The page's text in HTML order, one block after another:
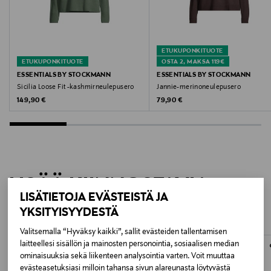
LISÄTIETOJA EVÄSTEISTÄ JA
YKSITYISYYDESTÄ
Valitsemalla “Hyväksy kaikki”, sallit evästeiden tallentamisen
laitteellesi sisällön ja mainosten personointia, sosiaalisen median
ominaisuuksia sekä liikenteen analysointia varten. Voit muuttaa
evästeasetuksiasi milloin tahansa sivun alareunasta löytyvästä
Valmistusmaa
Valmistajan tuotenumero
JULIETTE_EBS
Valmistaja
Valmistajan osoite
Stockmann, Lindex Group Oyj, Aleksanterinkatu 52 B,
PL 220, 00101, Helsinki, Finland
Digitaalinen osoite
www.stockmann.com/asiakaspalvelu
ETUKUPONKITUOTE
ESSENTIALS BY STOCKMANN
Sicilia Loose Fit -kashmirneulepusero
Original Price
149,90 €
OSTA 2, MAKSA 119€
ETUKUPONKITUOTE
ESSENTIALS BY STOCKMANN
Jannie-merinoneulepusero
Original Price
79,90 €
LISÄÄ KIINNOSTAVIA
TUOTTEITA